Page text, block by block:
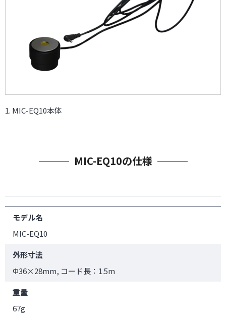
MIC-EQ10本体
MIC-EQ10の仕様
モデル名
MIC-EQ10
外形寸法
Φ36×28mm, コード長：1.5m
重量
67g